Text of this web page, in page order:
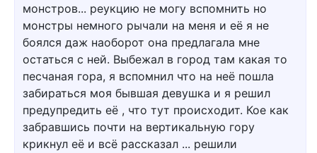
монстров... реукцию не могу вспомнить но
монстры немного рычали на меня и её я не
боялся даж наоборот она предлагала мне
остаться с ней. Выбежал в город там какая то
песчаная гора, я вспомнил что на неё пошла
забираться моя бывшая девушка и я решил
предупредить её , что тут происходит. Кое как
забравшись почти на вертикальную гору
крикнул её и всё рассказал ... решили